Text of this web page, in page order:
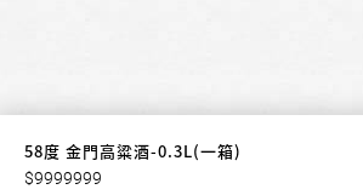
58度 金門高粱酒-0.3L(一箱)
$9999999